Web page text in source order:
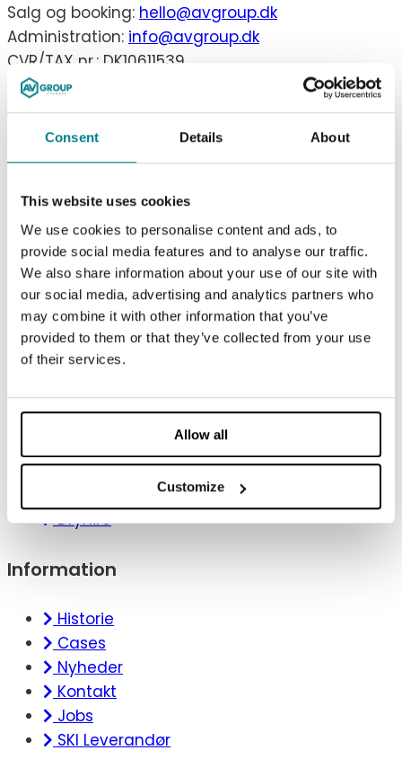
Consent Details About
This website uses cookies
We use cookies to personalise content and ads, to
provide social media features and to analyse our traffic.
We also share information about your use of our site with
our social media, advertising and analytics partners who
may combine it with other information that you’ve
provided to them or that they’ve collected from your use
of their services.
Allow all
Customize
Salg og booking: hello@avgroup.dk
Administration: info@avgroup.dk
CVR/TAX nr.: DK10611539
Facebook
Konferencer
Events
Underholdning
Udstillinger
Virtuelle møder
Simultantolkning
3D visualisering
Venue service
Dryhire
Information
Historie
Cases
Nyheder
Kontakt
Jobs
SKI Leverandør